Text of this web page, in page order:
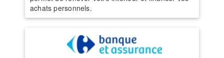
achats personnels.